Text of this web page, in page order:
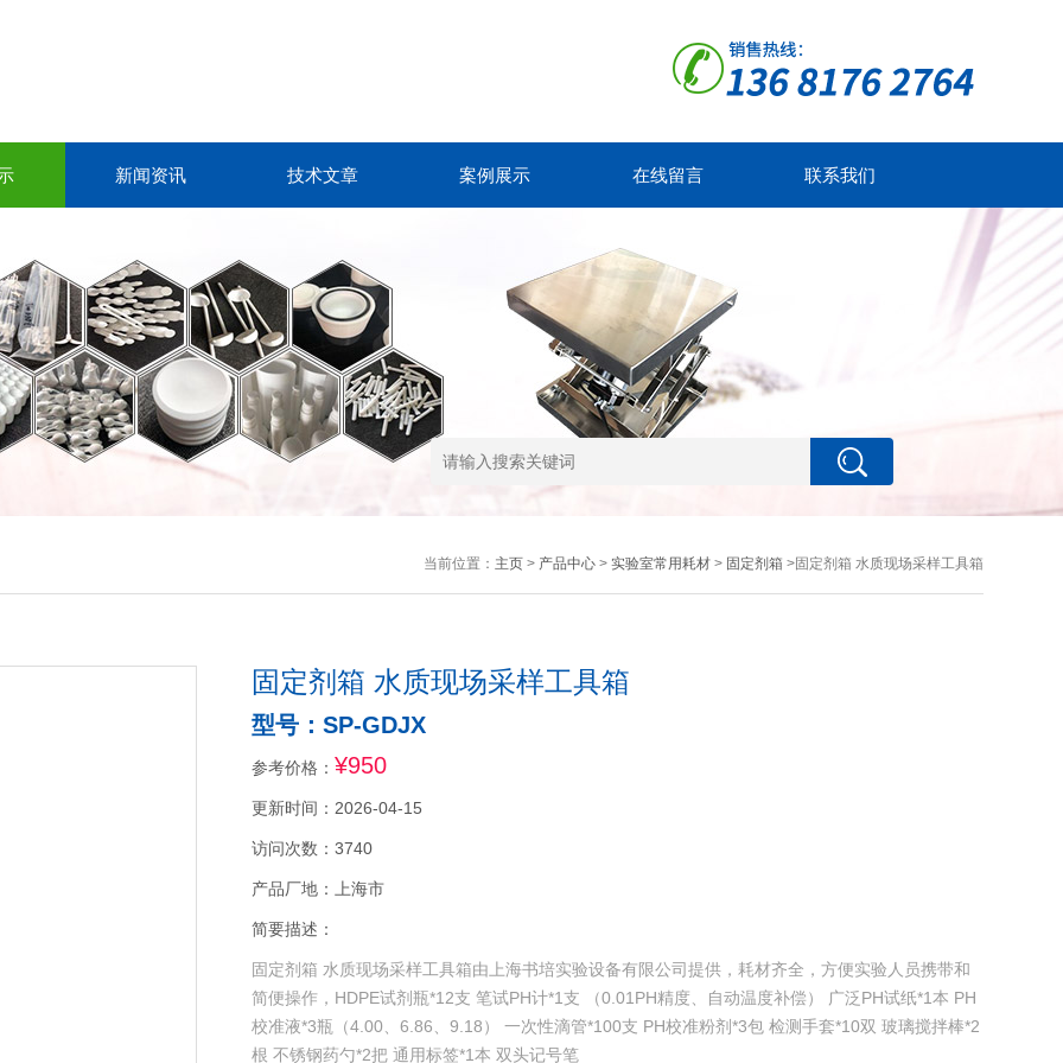
新闻资讯 技术文章 案例展示 在线留言 联系我们
当前位置： 主页> 产品中心> 实验室常用耗材> 固定剂箱 >固定剂箱 水质现场采样工具箱
固定剂箱 水质现场采样工具箱
型号：SP-GDJX
参考价格： ¥950
更新时间：2026-04-15
访问次数：3740
产品厂地：上海市
简要描述：
固定剂箱 水质现场采样工具箱由上海书培实验设备有限公司提供，耗材齐全，方便实验人员携带和
简便操作，HDPE试剂瓶*12支 笔试PH计*1支 （0.01PH精度、自动温度补偿） 广泛PH试纸*1本 PH
校准液*3瓶（4.00、6.86、9.18） 一次性滴管*100支 PH校准粉剂*3包 检测手套*10双 玻璃搅拌棒*2
根 不锈钢药勺*2把 通用标签*1本 双头记号笔